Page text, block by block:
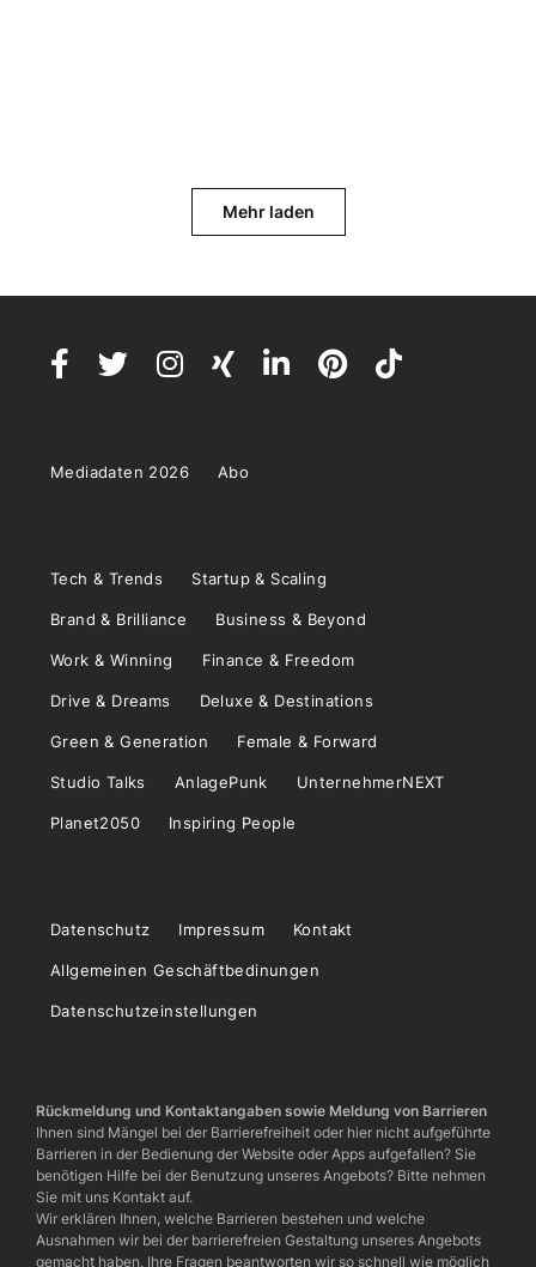
Mehr laden
Mediadaten 2026 Abo
Tech & Trends Startup & Scaling
Brand & Brilliance Business & Beyond
Work & Winning Finance & Freedom
Drive & Dreams Deluxe & Destinations
Green & Generation Female & Forward
Studio Talks AnlagePunk UnternehmerNEXT
Planet2050 Inspiring People
Datenschutz Impressum Kontakt
Allgemeinen Geschäftbedinungen
Datenschutzeinstellungen
Rückmeldung und Kontaktangaben sowie Meldung von Barrieren
Ihnen sind Mängel bei der Barrierefreiheit oder hier nicht aufgeführte
Barrieren in der Bedienung der Website oder Apps aufgefallen? Sie
benötigen Hilfe bei der Benutzung unseres Angebots? Bitte nehmen
Sie mit uns Kontakt auf.
Wir erklären Ihnen, welche Barrieren bestehen und welche
Ausnahmen wir bei der barrierefreien Gestaltung unseres Angebots
gemacht haben. Ihre Fragen beantworten wir so schnell wie möglich